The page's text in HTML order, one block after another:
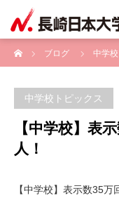
ブログ
中学
中学校トピックス
【中学校】表
人！
【中学校】表示数35万